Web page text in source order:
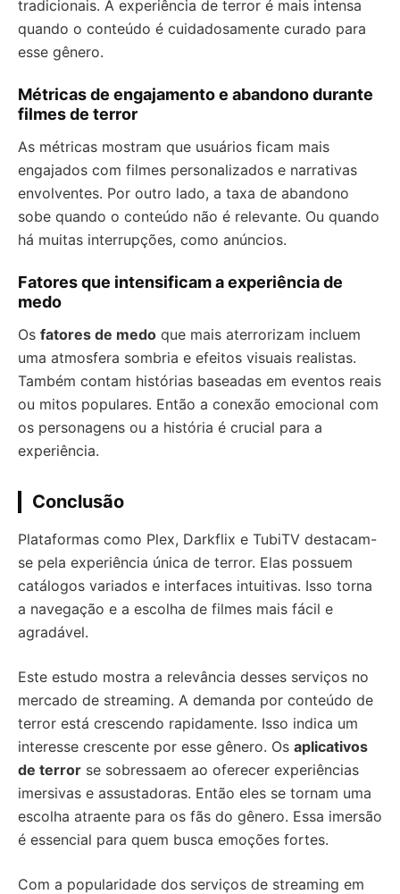
tradicionais. A experiência de terror é mais intensa
quando o conteúdo é cuidadosamente curado para
esse gênero.
Métricas de engajamento e abandono durante
filmes de terror
As métricas mostram que usuários ficam mais
engajados com filmes personalizados e narrativas
envolventes. Por outro lado, a taxa de abandono
sobe quando o conteúdo não é relevante. Ou quando
há muitas interrupções, como anúncios.
Fatores que intensificam a experiência de
medo
Os fatores de medo que mais aterrorizam incluem
uma atmosfera sombria e efeitos visuais realistas.
Também contam histórias baseadas em eventos reais
ou mitos populares. Então a conexão emocional com
os personagens ou a história é crucial para a
experiência.
Conclusão
Plataformas como Plex, Darkflix e TubiTV destacam-
se pela experiência única de terror. Elas possuem
catálogos variados e interfaces intuitivas. Isso torna
a navegação e a escolha de filmes mais fácil e
agradável.
Este estudo mostra a relevância desses serviços no
mercado de streaming. A demanda por conteúdo de
terror está crescendo rapidamente. Isso indica um
interesse crescente por esse gênero. Os aplicativos
de terror se sobressaem ao oferecer experiências
imersivas e assustadoras. Então eles se tornam uma
escolha atraente para os fãs do gênero. Essa imersão
é essencial para quem busca emoções fortes.
Com a popularidade dos serviços de streaming em